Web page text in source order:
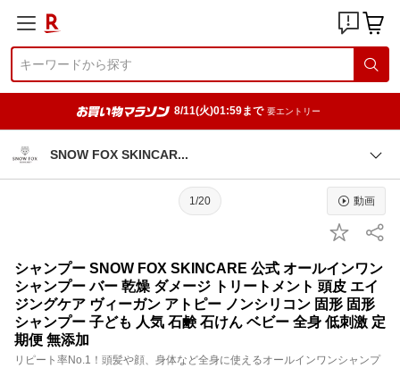
8/11(火)01:59まで 要エントリー
SNOW FOX SKINCAR
1/20 動画
シャンプー SNOW FOX SKINCARE 公式 オールインワン
シャンプー バー 乾燥 ダメージ トリートメント 頭皮 エイ
ジングケア ヴィーガン アトピー ノンシリコン 固形 固形
シャンプー 子ども 人気 石鹸 石けん ベビー 全身 低刺激 定
期便 無添加
リピート率No.1！頭髪や顔、身体など全身に使えるオールインワンシャンプ